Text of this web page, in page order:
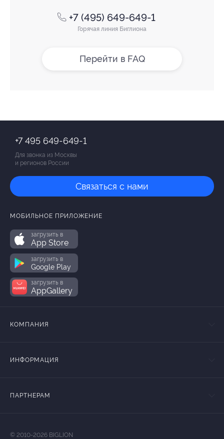
+7 (495) 649-649-1
Горячая линия Биглиона
Перейти в FAQ
+7 495 649-649-1
Для звонка из Москвы
и регионов России
Связаться с нами
МОБИЛЬНОЕ ПРИЛОЖЕНИЕ
загрузить в
App Store
загрузить в
Google Play
загрузить в
AppGallery
КОМПАНИЯ
ИНФОРМАЦИЯ
ПАРТНЕРАМ
© 2010-2026 BIGLION